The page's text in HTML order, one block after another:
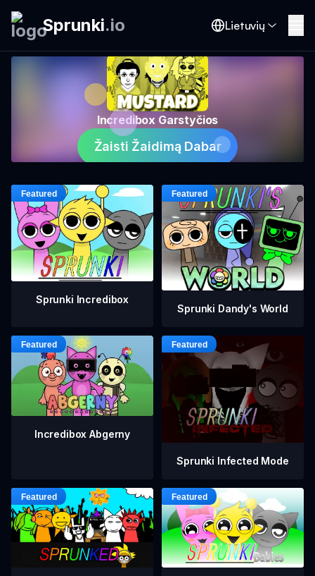
Sprunki.io Lietuvių
Incredibox Garstyčios
Žaisti Žaidimą Dabar
Sprunki Incredibox
Sprunki Dandy's World
Incredibox Abgerny
Sprunki Infected Mode